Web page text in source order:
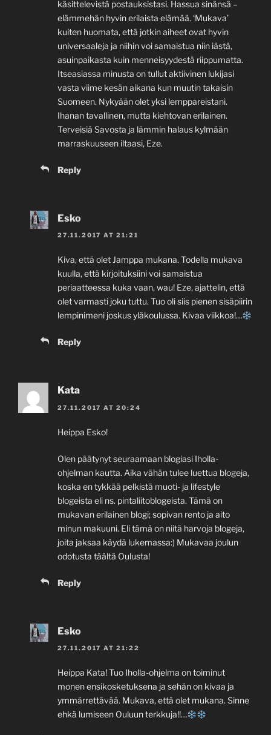
käsittelevistä postauksistasi. Hassua sinänsä –
elämmehän hyvin erilaista elämää. ‘Mukava’
kuiten huomata, että jotkin aiheet ovat hyvin
universaaleja ja niihin voi samaistua niin iästä,
asuinpaikasta kuin menneisyydestä riippumatta.
Itseasiassa minusta on tullut aktiivinen lukijasi
vasta viime kesän aikana kun muutin takaisin
Suomeen. Nykyään olet yksi lemppareistani.
Ihanan tavallinen, mutta kiehtovan erilainen.
Terveisiä Savosta ja lämmin halaus kylmään
marraskuuseen iltaasi, Eze.
Reply
Esko
27.11.2017 AT 21:21
Kiva, että olet Jamppa mukana. Todella mukava
kuulla, että kirjoituksiini voi samaistua
periaatteessa kuka vaan, wau! Eze, ajattelin, että
olet varmasti joku tuttu. Tuo oli siis pienen sisäpiirin
lempinimeni joskus yläkoulussa. Kivaa viikkoa!…
Reply
Kata
27.11.2017 AT 20:24
Heippa Esko!
Olen päätynyt seuraamaan blogiasi Iholla-
ohjelman kautta. Aika vähän tulee luettua blogeja,
koska en tykkää pelkistä muoti- ja lifestyle
blogeista eli ns. pintaliitoblogeista. Tämä on
mukavan erilainen blogi; sopivan rento ja aito
minun makuuni. Eli tämä on niitä harvoja blogeja,
joita jaksaa käydä lukemassa:) Mukavaa joulun
odotusta täältä Oulusta!
Reply
Esko
27.11.2017 AT 21:22
Heippa Kata! Tuo Iholla-ohjelma on toiminut
monen ensikosketuksena ja sehän on kivaa ja
ymmärrettävää. Mukava, että olet mukana. Sinne
ehkä lumiseen Ouluun terkkuja!!…